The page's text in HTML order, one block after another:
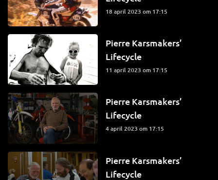
18 april 2023 om 17:15
Pierre Karsmakers’
Lifecycle
11 april 2023 om 17:15
Pierre Karsmakers’
Lifecycle
4 april 2023 om 17:15
Pierre Karsmakers’
Lifecycle